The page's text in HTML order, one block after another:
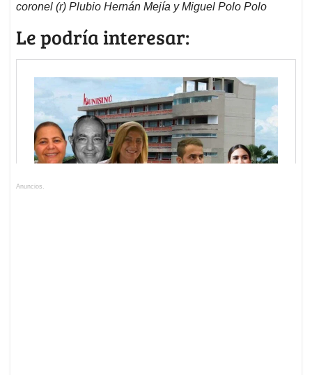
coronel (r) Plubio Hernán Mejía y Miguel Polo Polo
Le podría interesar:
Anuncios.